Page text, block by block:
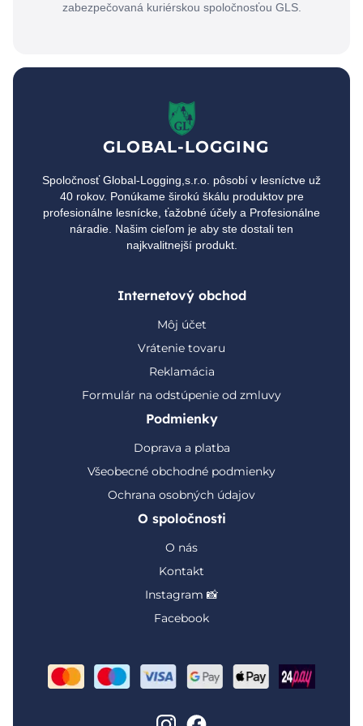
zabezpečovaná kuriérskou spoločnosťou GLS.
GLOBAL-LOGGING
Spoločnosť Global-Logging,s.r.o. pôsobí v lesníctve už
40 rokov. Ponúkame širokú škálu produktov pre
profesionálne lesnícke, ťažobné účely a Profesionálne
náradie. Našim cieľom je aby ste dostali ten
najkvalitnejší produkt.
Internetový obchod
Môj účet
Vrátenie tovaru
Reklamácia
Formulár na odstúpenie od zmluvy
Podmienky
Doprava a platba
Všeobecné obchodné podmienky
Ochrana osobných údajov
O spoločnosti
O nás
Kontakt
Instagram 📸
Facebook